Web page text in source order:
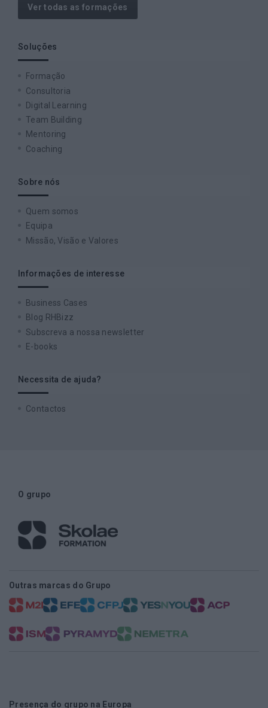
Ver todas as formações
Soluções
Formação
Consultoria
Digital Learning
Team Building
Mentoring
Coaching
Sobre nós
Quem somos
Equipa
Missão, Visão e Valores
Informações de interesse
Business Cases
Blog RHBizz
Subscreva a nossa newsletter
E-books
Necessita de ajuda?
Contactos
O grupo
Outras marcas do Grupo
Presença do grupo na Europa